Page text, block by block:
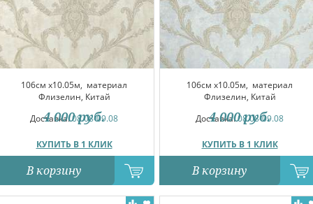
106см x10.05м, материал
Флизелин, Китай
Доставка:08.08-09.08
КУПИТЬ В 1 КЛИК
4 000 руб.
В корзину
106см x10.05м, материал
Флизелин, Китай
Доставка:08.08-09.08
КУПИТЬ В 1 КЛИК
4 000 руб.
В корзину